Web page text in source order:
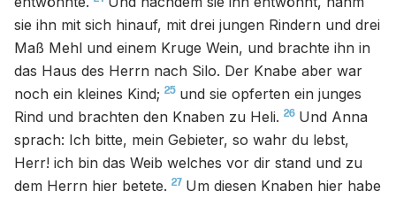
sie ihn mit sich hinauf, mit drei jungen Rindern und drei
Maß Mehl und einem Kruge Wein, und brachte ihn in
das Haus des Herrn nach Silo. Der Knabe aber war
noch ein kleines Kind; 25 und sie opferten ein junges
Rind und brachten den Knaben zu Heli. 26 Und Anna
sprach: Ich bitte, mein Gebieter, so wahr du lebst,
Herr! ich bin das Weib welches vor dir stand und zu
dem Herrn hier betete. 27 Um diesen Knaben hier habe